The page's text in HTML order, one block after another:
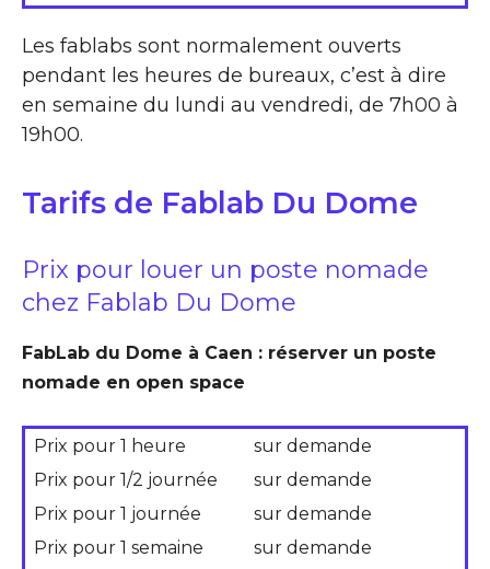
Les fablabs sont normalement ouverts
pendant les heures de bureaux, c’est à dire
en semaine du lundi au vendredi, de 7h00 à
19h00.
Tarifs de Fablab Du Dome
Prix pour louer un poste nomade
chez Fablab Du Dome
FabLab du Dome à Caen : réserver un poste
nomade en open space
Prix pour 1 heure
sur demande
Prix pour 1/2 journée
sur demande
Prix pour 1 journée
sur demande
Prix pour 1 semaine
sur demande